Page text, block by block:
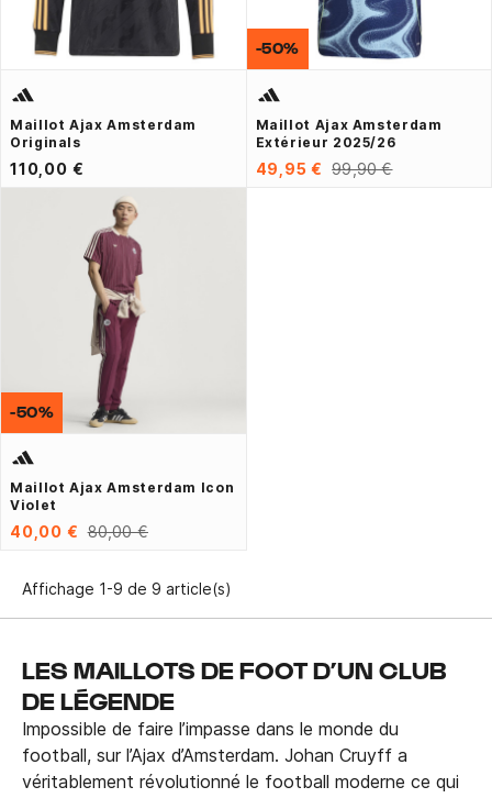
Maillot Ajax Amsterdam
Originals
110,00 €
Maillot Ajax Amsterdam
Extérieur 2025/26
49,95 € 99,90 €
-50%
Maillot Ajax Amsterdam Icon
Violet
40,00 € 80,00 €
-50%
Affichage 1-9 de 9 article(s)
LES MAILLOTS DE FOOT D’UN CLUB
DE LÉGENDE
Impossible de faire l’impasse dans le monde du
football, sur l’Ajax d’Amsterdam. Johan Cruyff a
véritablement révolutionné le football moderne ce qui